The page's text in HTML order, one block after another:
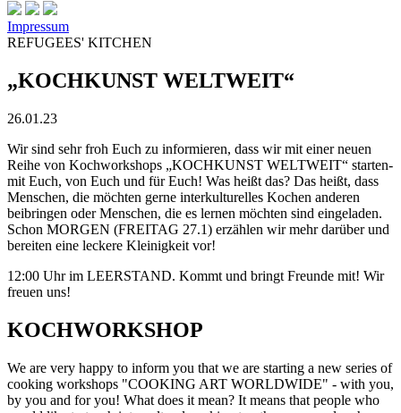
Impressum
REFUGEES' KITCHEN
„KOCHKUNST WELTWEIT“
26.01.23
Wir sind sehr froh Euch zu informieren, dass wir mit einer neuen
Reihe von Kochworkshops „KOCHKUNST WELTWEIT“ starten-
mit Euch, von Euch und für Euch! Was heißt das? Das heißt, dass
Menschen, die möchten gerne interkulturelles Kochen anderen
beibringen oder Menschen, die es lernen möchten sind eingeladen.
Schon MORGEN (FREITAG 27.1) erzählen wir mehr darüber und
bereiten eine leckere Kleinigkeit vor!
12:00 Uhr im LEERSTAND. Kommt und bringt Freunde mit! Wir
freuen uns!
KOCHWORKSHOP
We are very happy to inform you that we are starting a new series of
cooking workshops "COOKING ART WORLDWIDE" - with you,
by you and for you! What does it mean? It means that people who